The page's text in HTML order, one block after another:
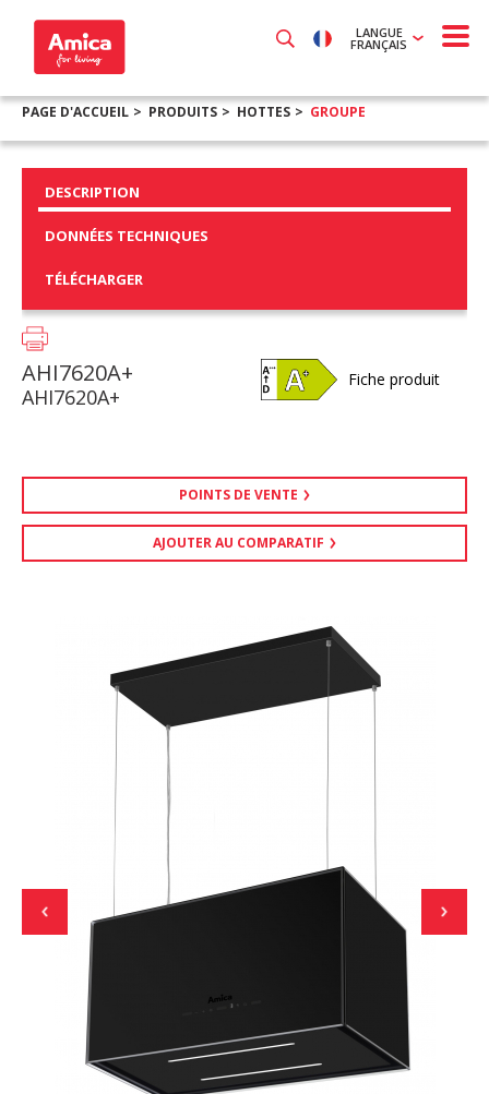
LANGUE
FRANÇAIS
PAGE D'ACCUEIL PRODUITS HOTTES GROUPE
DESCRIPTION
DONNÉES TECHNIQUES
TÉLÉCHARGER
AHI7620A+
AHI7620A+
Fiche produit
POINTS DE VENTE
AJOUTER AU COMPARATIF